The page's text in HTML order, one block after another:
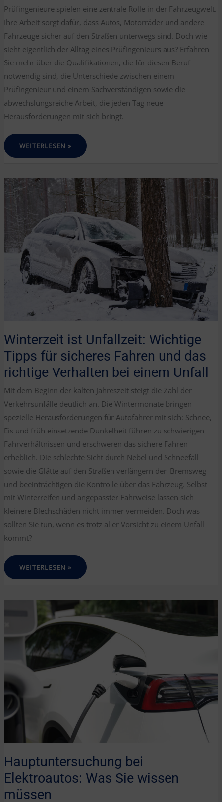
Prüfingenieure spielen eine zentrale Rolle in der Fahrzeugwelt.
Ihre Arbeit sorgt dafür, dass Autos, Motorräder und andere
Fahrzeuge sicher auf den Straßen unterwegs sind. Doch wie
sieht eigentlich der Alltag eines Prüfingenieurs aus? Erfahren
Sie mehr über die Qualifikationen, die für diesen Beruf
notwendig sind, die Unterschiede zwischen einem
Prüfingenieur und einem Sachverständigen sowie die
abwechslungsreiche Arbeit, die jeden Tag neue
Herausforderungen mit sich bringt.
WIE
SIEHT
DER
AUS?
WEITERLESEN »
Winterzeit ist Unfallzeit: Wichtige
Tipps für sicheres Fahren und das
richtige Verhalten bei einem Unfall
Mit dem Beginn der kalten Jahreszeit steigt die Zahl der
Verkehrsunfälle deutlich an. Die Wintermonate bringen
spezielle Herausforderungen für Autofahrer mit sich: Schnee,
Eis und früh einsetzende Dunkelheit führen zu schwierigen
Fahrverhältnissen und erschweren das sichere Fahren
erheblich. Die schlechte Sicht durch Nebel und Schneefall
sowie die Glätte auf den Straßen verlängern den Bremsweg
und beeinträchtigen die Kontrolle über das Fahrzeug. Selbst
mit Winterreifen und angepasster Fahrweise lassen sich
kleinere Blechschäden nicht immer vermeiden. Doch was
sollten Sie tun, wenn es trotz aller Vorsicht zu einem Unfall
kommt?
WINTERZEIT
IST
UNFALLZEIT:
SICHERES
RICHTIGE
VERHALTEN
BEI
EINEM
UNFALL
WEITERLESEN »
Hauptuntersuchung bei
Elektroautos: Was Sie wissen
müssen